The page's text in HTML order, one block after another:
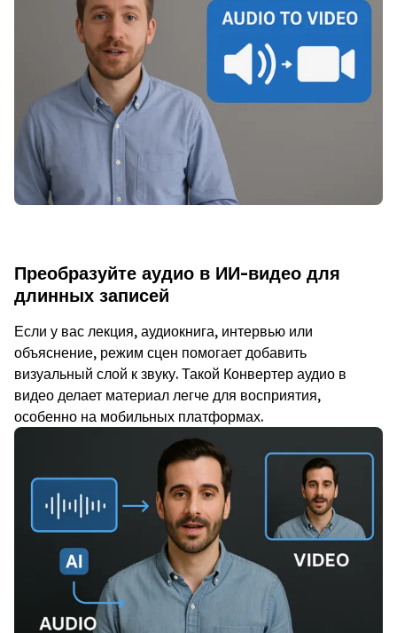
Преобразуйте аудио в ИИ-видео для
длинных записей
Если у вас лекция, аудиокнига, интервью или
объяснение, режим сцен помогает добавить
визуальный слой к звуку. Такой Конвертер аудио в
видео делает материал легче для восприятия,
особенно на мобильных платформах.